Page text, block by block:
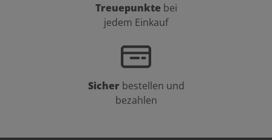
Treuepunkte bei
jedem Einkauf
Sicher bestellen und
bezahlen